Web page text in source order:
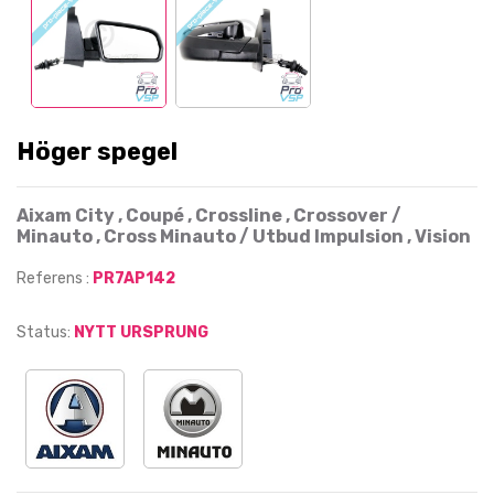
Höger spegel
Aixam City , Coupé , Crossline , Crossover /
Minauto , Cross Minauto / Utbud Impulsion , Vision
Referens : PR7AP142
Status: NYTT URSPRUNG